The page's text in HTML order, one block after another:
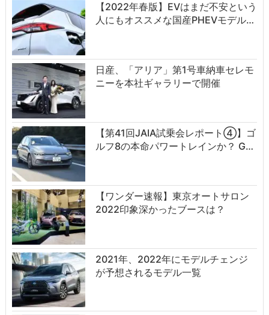
【2022年春版】EVはまだ不安という
人にもオススメな国産PHEVモデル…
日産、「アリア」第1号車納車セレモ
ニーを本社ギャラリーで開催
【第41回JAIA試乗会レポート④】ゴ
ルフ8の本命パワートレインか？ G…
【ワンダー速報】東京オートサロン
2022印象深かったブースは？
2021年、2022年にモデルチェンジ
が予想されるモデル一覧